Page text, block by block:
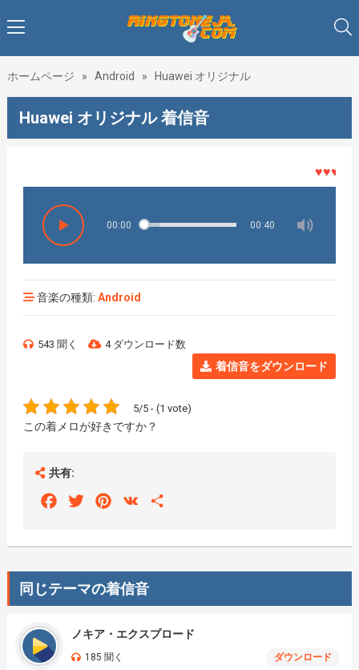
ホームページ » Android » Huawei オリジナル
Huawei オリジナル 着信音
♥♥♥着メ
00:00 00:40
音楽の種類: Android
543 聞く 4 ダウンロード数
着信音をダウンロード
5/5 - (1 vote)
この着メロが好きですか？
共有:
FacebookTwitterPinterest
VK
同じテーマの着信音
ノキア・エクスプロード
185 聞く ダウンロード